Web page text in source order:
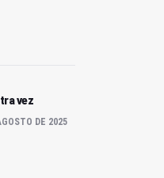
vez
DE 2025